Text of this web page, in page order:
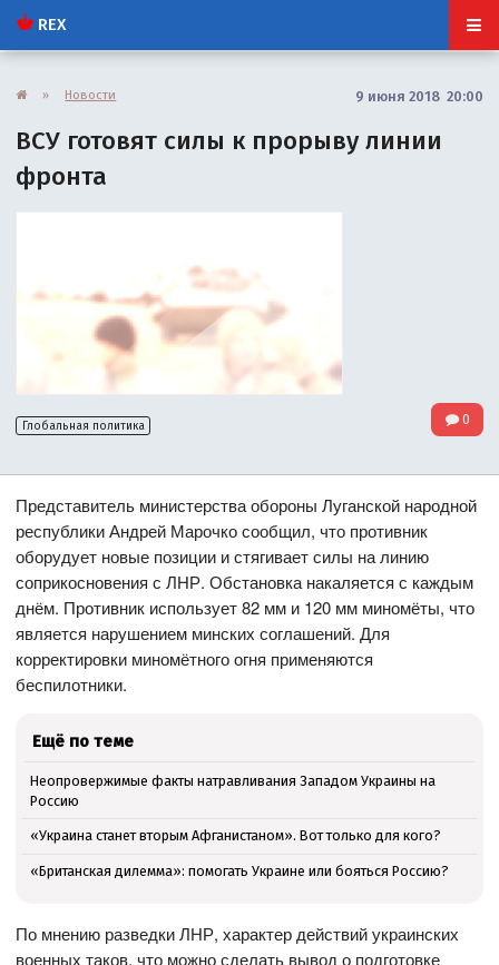
REX
» Новости 9 июня 2018 20:00
ВСУ готовят силы к прорыву линии
фронта
Глобальная политика 0
Представитель министерства обороны Луганской народной
республики Андрей Марочко сообщил, что противник
оборудует новые позиции и стягивает силы на линию
соприкосновения с ЛНР. Обстановка накаляется с каждым
днём. Противник использует 82 мм и 120 мм миномёты, что
является нарушением минских соглашений. Для
корректировки миномётного огня применяются
беспилотники.
Ещё по теме
Неопровержимые факты натравливания Западом Украины на
Россию
«Украина станет вторым Афганистаном». Вот только для кого?
«Британская дилемма»: помогать Украине или бояться Россию?
По мнению разведки ЛНР, характер действий украинских
военных таков, что можно сделать вывод о подготовке